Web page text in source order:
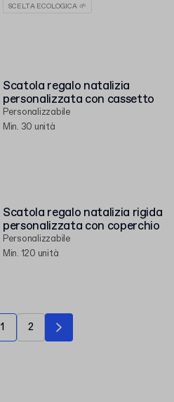
SCELTA ECOLOGICA 🌱
Scatola regalo natalizia
personalizzata con cassetto
Personalizzabile
Min. 30 unità
Scatola regalo natalizia rigida
personalizzata con coperchio
Personalizzabile
Min. 120 unità
1 2